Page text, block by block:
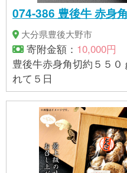
074-386 豊後牛 赤身
大分県豊後大野市
寄附金額： 10,000円
豊後牛赤身角切約５５
れて５日